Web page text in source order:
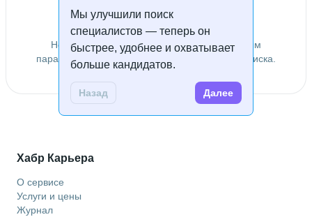
Мы улучшили поиск
специалистов — теперь он
быстрее, удобнее и охватывает
больше кандидатов.
Назад Далее
Специалисты не найдены
Не удалось найти специалистов по заданным
параметрам. Попробуйте изменить условия поиска.
Хабр Карьера
О сервисе
Услуги и цены
Журнал